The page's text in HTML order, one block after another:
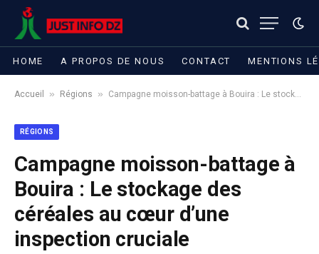
HOME A PROPOS DE NOUS CONTACT MENTIONS
Accueil » Régions » ​Campagne moisson-battage à Bouira : Le stockage des céréales au cœur d’une inspection cruciale
RÉGIONS
​Campagne moisson-battage à
Bouira : Le stockage des
céréales au cœur d’une
inspection cruciale